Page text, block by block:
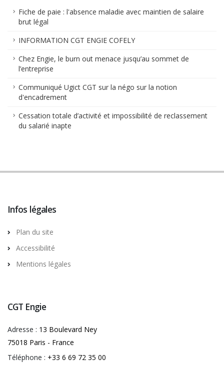
Fiche de paie : l'absence maladie avec maintien de salaire
brut légal
INFORMATION CGT ENGIE COFELY
Chez Engie, le burn out menace jusqu’au sommet de
l’entreprise
Communiqué Ugict CGT sur la négo sur la notion
d'encadrement
Cessation totale d’activité et impossibilité de reclassement
du salarié inapte
Infos légales
Plan du site
Accessibilité
Mentions légales
CGT Engie
Adresse : 13 Boulevard Ney
75018 Paris - France
Téléphone : +33 6 69 72 35 00